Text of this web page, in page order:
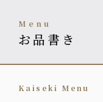
menu
お品書き
Kaiseki Menu